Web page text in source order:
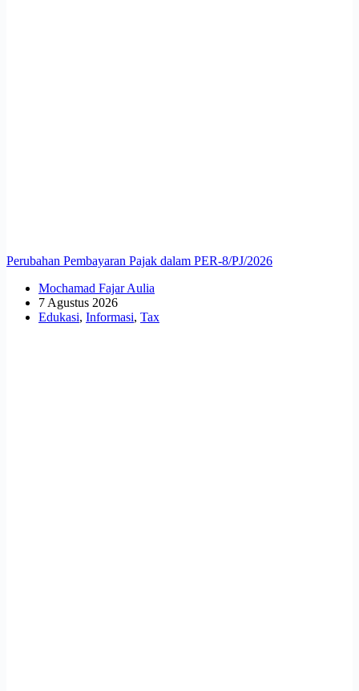
Perubahan Pembayaran Pajak dalam PER-8/PJ/2026
Mochamad Fajar Aulia
7 Agustus 2026
Edukasi, Informasi, Tax